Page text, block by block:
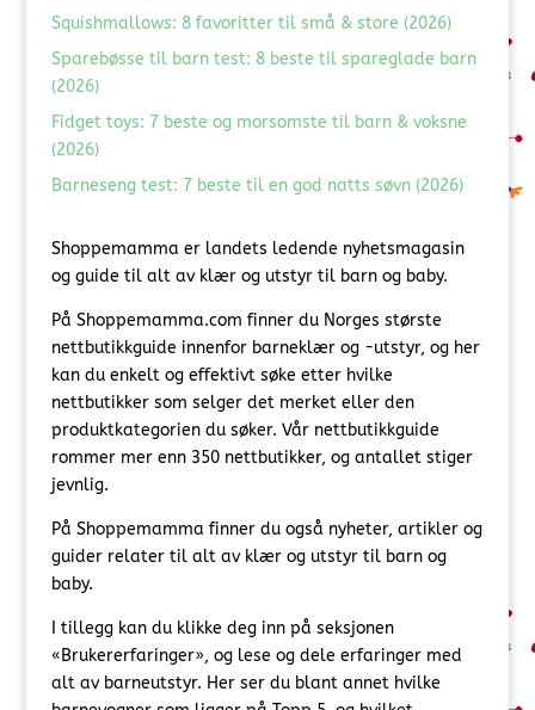
Squishmallows: 8 favoritter til små & store (2026)
Sparebøsse til barn test: 8 beste til spareglade barn
(2026)
Fidget toys: 7 beste og morsomste til barn & voksne
(2026)
Barneseng test: 7 beste til en god natts søvn (2026)
Shoppemamma er landets ledende nyhetsmagasin
og guide til alt av klær og utstyr til barn og baby.
På Shoppemamma.com finner du Norges største
nettbutikkguide innenfor barneklær og -utstyr, og her
kan du enkelt og effektivt søke etter hvilke
nettbutikker som selger det merket eller den
produktkategorien du søker. Vår nettbutikkguide
rommer mer enn 350 nettbutikker, og antallet stiger
jevnlig.
På Shoppemamma finner du også nyheter, artikler og
guider relater til alt av klær og utstyr til barn og
baby.
I tillegg kan du klikke deg inn på seksjonen
«Brukererfaringer», og lese og dele erfaringer med
alt av barneutstyr. Her ser du blant annet hvilke